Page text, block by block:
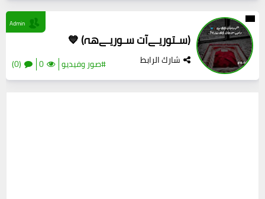
(سـتوريـﮯآت سـوريـﮯ‏‏هہ) 💙
شارك الرابط #صور وفيديو 0
(0)
Admin